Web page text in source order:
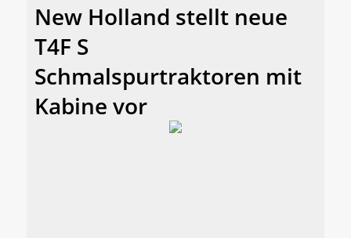
New Holland stellt neue
T4F S
Schmalspurtraktoren mit
Kabine vor